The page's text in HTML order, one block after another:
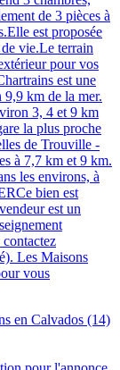
de 3 pièces à
est proposée
vie.Le terrain
pour vos
est une
km de la mer.
3, 4 et 9 km
la plus proche
de Trouville -
à 7,7 km et 9 km.
les environs, à
bien est
est un
Les Maisons
vous